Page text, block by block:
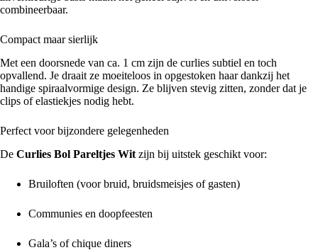
combineerbaar.
Compact maar sierlijk
Met een doorsnede van ca. 1 cm zijn de curlies subtiel en toch
opvallend. Je draait ze moeiteloos in opgestoken haar dankzij het
handige spiraalvormige design. Ze blijven stevig zitten, zonder dat je
clips of elastiekjes nodig hebt.
Perfect voor bijzondere gelegenheden
De Curlies Bol Pareltjes Wit zijn bij uitstek geschikt voor:
Bruiloften (voor bruid, bruidsmeisjes of gasten)
Communies en doopfeesten
Gala’s of chique diners